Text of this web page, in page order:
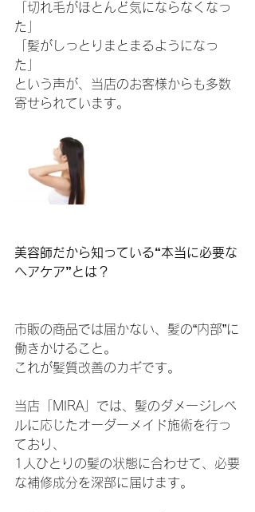
「切れ毛がほとんど気にならなくなっ
た」
「髪がしっとりまとまるようになっ
た」
という声が、当店のお客様からも多数
寄せられています。
美容師だから知っている“本当に必要な
ヘアケア”とは？
市販の商品では届かない、髪の“内部”に
働きかけること。
これが髪質改善のカギです。
当店「MIRA」では、髪のダメージレベ
ルに応じたオーダーメイド施術を行っ
ており、
1人ひとりの髪の状態に合わせて、必要
な補修成分を深部に届けます。